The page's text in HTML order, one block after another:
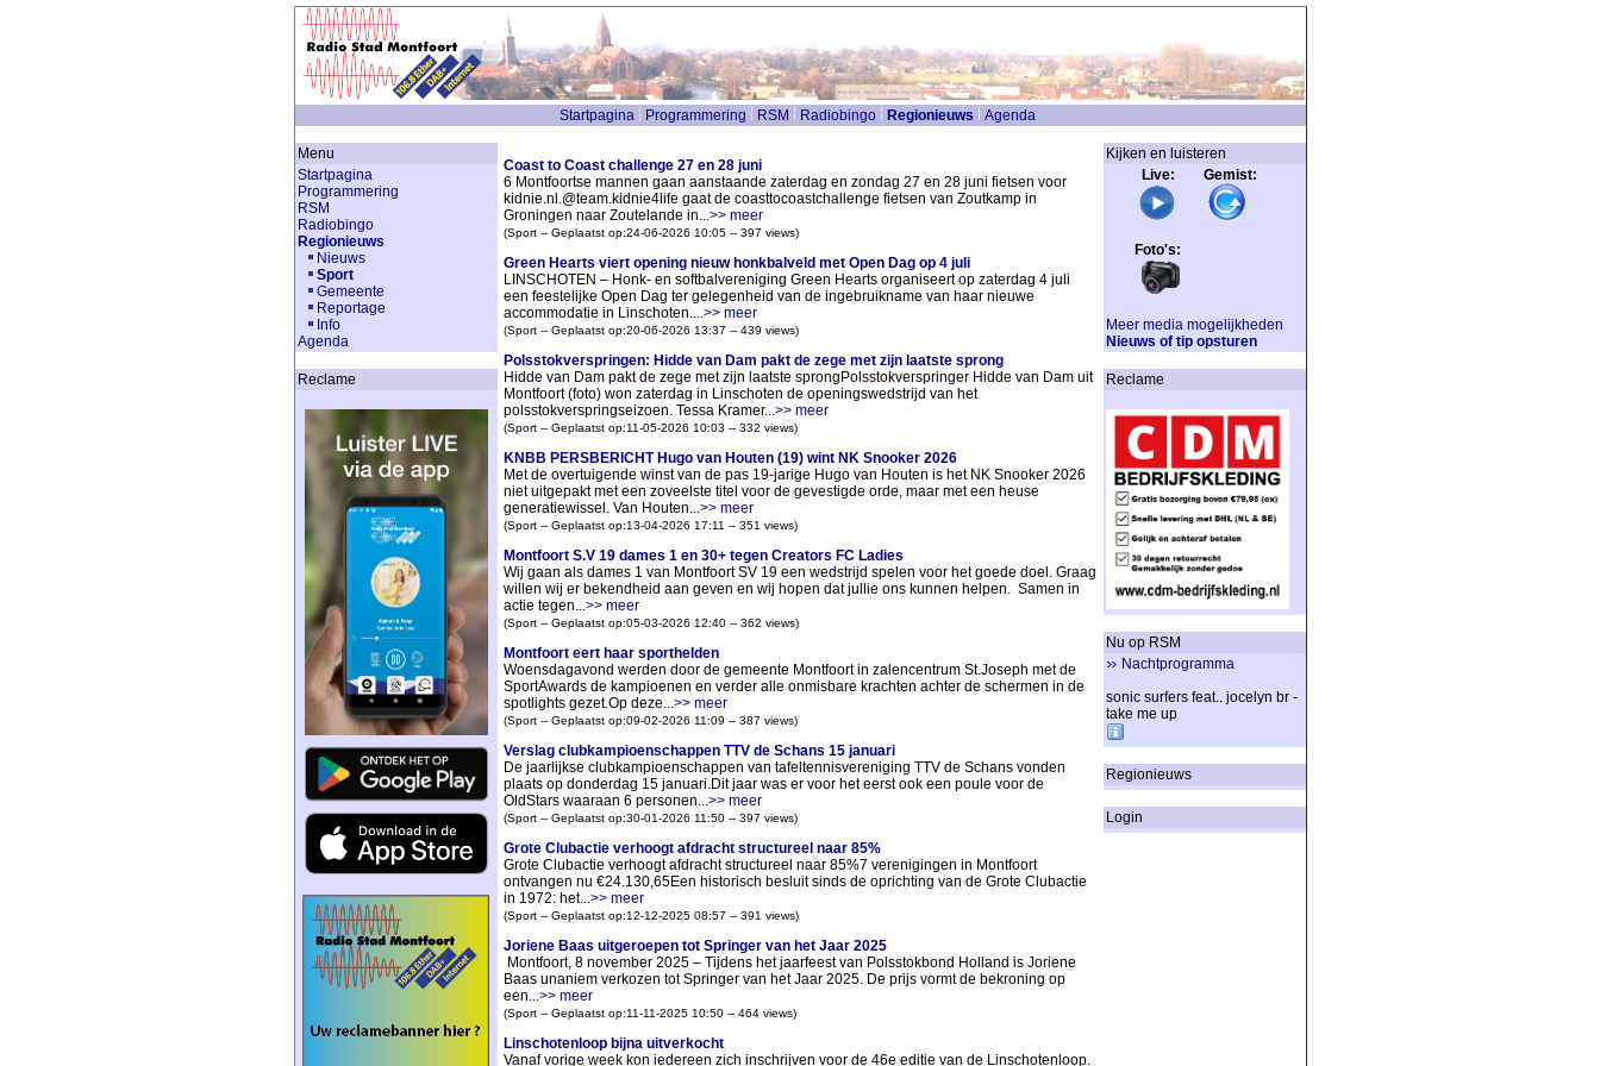
Startpagina Programmering RSM Radiobingo Regionieuws Agenda
Menu
Startpagina
Programmering
RSM
Radiobingo
Regionieuws
Nieuws
Sport
Gemeente
Reportage
Info
Agenda
Reclame
Coast to Coast challenge 27 en 28 juni
6 Montfoortse mannen gaan aanstaande zaterdag en zondag 27 en 28 juni fietsen voor
kidnie.nl.@team.kidnie4life gaat de coasttocoastchallenge fietsen van Zoutkamp in
Groningen naar Zoutelande in...>> meer
(Sport -- Geplaatst op:24-06-2026 10:05 -- 397 views)
Green Hearts viert opening nieuw honkbalveld met Open Dag op 4 juli
LINSCHOTEN – Honk- en softbalvereniging Green Hearts organiseert op zaterdag 4 juli
een feestelijke Open Dag ter gelegenheid van de ingebruikname van haar nieuwe
accommodatie in Linschoten....>> meer
(Sport -- Geplaatst op:20-06-2026 13:37 -- 439 views)
Polsstokverspringen: Hidde van Dam pakt de zege met zijn laatste sprong
Hidde van Dam pakt de zege met zijn laatste sprongPolsstokverspringer Hidde van Dam uit
Montfoort (foto) won zaterdag in Linschoten de openingswedstrijd van het
polsstokverspringseizoen. Tessa Kramer...>> meer
(Sport -- Geplaatst op:11-05-2026 10:03 -- 332 views)
KNBB PERSBERICHT Hugo van Houten (19) wint NK Snooker 2026
Met de overtuigende winst van de pas 19-jarige Hugo van Houten is het NK Snooker 2026
niet uitgepakt met een zoveelste titel voor de gevestigde orde, maar met een heuse
generatiewissel. Van Houten...>> meer
(Sport -- Geplaatst op:13-04-2026 17:11 -- 351 views)
Montfoort S.V 19 dames 1 en 30+ tegen Creators FC Ladies
Wij gaan als dames 1 van Montfoort SV 19 een wedstrijd spelen voor het goede doel. Graag
willen wij er bekendheid aan geven en wij hopen dat jullie ons kunnen helpen. Samen in
actie tegen...>> meer
(Sport -- Geplaatst op:05-03-2026 12:40 -- 362 views)
Montfoort eert haar sporthelden
Woensdagavond werden door de gemeente Montfoort in zalencentrum St.Joseph met de
SportAwards de kampioenen en verder alle onmisbare krachten achter de schermen in de
spotlights gezet.Op deze...>> meer
(Sport -- Geplaatst op:09-02-2026 11:09 -- 387 views)
Verslag clubkampioenschappen TTV de Schans 15 januari
De jaarlijkse clubkampioenschappen van tafeltennisvereniging TTV de Schans vonden
plaats op donderdag 15 januari.Dit jaar was er voor het eerst ook een poule voor de
OldStars waaraan 6 personen...>> meer
(Sport -- Geplaatst op:30-01-2026 11:50 -- 397 views)
Grote Clubactie verhoogt afdracht structureel naar 85%
Grote Clubactie verhoogt afdracht structureel naar 85%7 verenigingen in Montfoort
ontvangen nu €24.130,65Een historisch besluit sinds de oprichting van de Grote Clubactie
in 1972: het...>> meer
(Sport -- Geplaatst op:12-12-2025 08:57 -- 391 views)
Joriene Baas uitgeroepen tot Springer van het Jaar 2025
Montfoort, 8 november 2025 – Tijdens het jaarfeest van Polsstokbond Holland is Joriene
Baas unaniem verkozen tot Springer van het Jaar 2025. De prijs vormt de bekroning op
een...>> meer
(Sport -- Geplaatst op:11-11-2025 10:50 -- 464 views)
Linschotenloop bijna uitverkocht
Vanaf vorige week kon iedereen zich inschrijven voor de 46e editie van de Linschotenloop.
Kijken en luisteren
Live: Gemist:
Foto's:
Meer media mogelijkheden
Nieuws of tip opsturen
Reclame
Nu op RSM
Nachtprogramma
sonic surfers feat.. jocelyn br -
take me up
Regionieuws
Login